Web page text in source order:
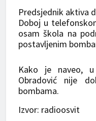
Predsjednik aktiva
Doboj u
osam škola na
postavljenim
Kako je naveo,
Obradović nije
bombama.
Izvor: radioosvit